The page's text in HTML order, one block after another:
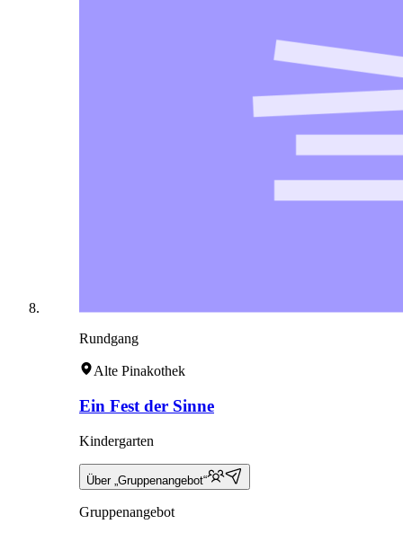
Rundgang
Alte Pinakothek
Ein Fest der Sinne
Kindergarten
Über „Gruppenangebot“
Gruppenangebot